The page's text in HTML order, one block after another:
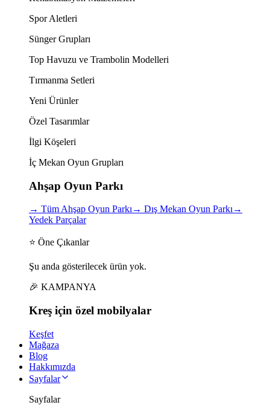
Spor Aletleri
Sünger Grupları
Top Havuzu ve Trambolin Modelleri
Tırmanma Setleri
Yeni Ürünler
Özel Tasarımlar
İlgi Köşeleri
İç Mekan Oyun Grupları
Ahşap Oyun Parkı
→ Tüm Ahşap Oyun Parkı→ Dış Mekan Oyun Parkı→
Yedek Parçalar
⭐ Öne Çıkanlar
Şu anda gösterilecek ürün yok.
🎉 KAMPANYA
Kreş için özel mobilyalar
Keşfet
Mağaza
Blog
Hakkımızda
Sayfalar
Sayfalar